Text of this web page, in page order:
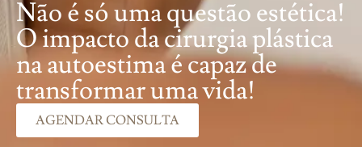
Não é só uma questão estética!
O impacto da cirurgia plástica
na autoestima é capaz de
transformar uma vida!
AGENDAR CONSULTA